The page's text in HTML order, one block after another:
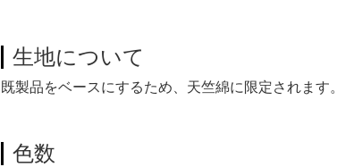
生地について
既製品をベースにするため、天竺綿に限定されます。
色数